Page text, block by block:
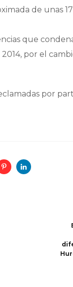
de unas
que
por el
por